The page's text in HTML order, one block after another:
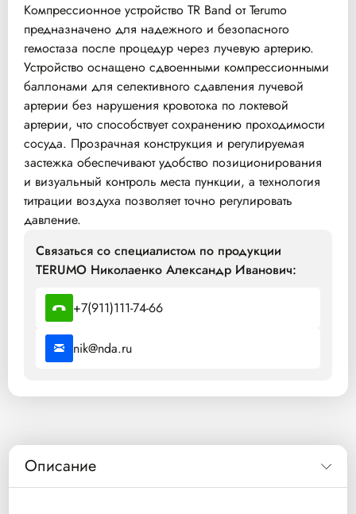
Компрессионное устройство TR Band от Terumo
предназначено для надежного и безопасного
гемостаза после процедур через лучевую артерию.
Устройство оснащено сдвоенными компрессионными
баллонами для селективного сдавления лучевой
артерии без нарушения кровотока по локтевой
артерии, что способствует сохранению проходимости
сосуда. Прозрачная конструкция и регулируемая
застежка обеспечивают удобство позиционирования
и визуальный контроль места пункции, а технология
титрации воздуха позволяет точно регулировать
давление.
Связаться со специалистом по продукции
TERUMO Николаенко Александр Иванович:
+7(911)111-74-66
nik@nda.ru
Описание